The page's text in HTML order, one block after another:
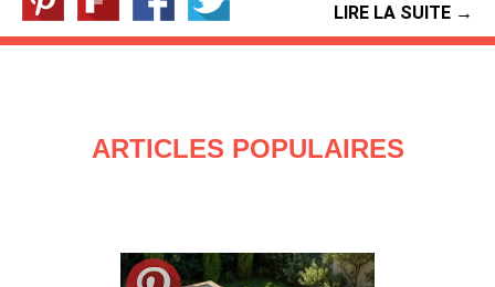
LIRE LA SUITE →
ARTICLES POPULAIRES